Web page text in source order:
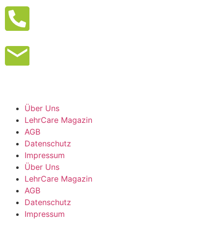
Über Uns
LehrCare Magazin
AGB
Datenschutz
Impressum
Über Uns
LehrCare Magazin
AGB
Datenschutz
Impressum